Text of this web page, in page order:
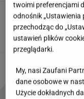
Autorzy:
PROBLEMY POLSKICH
twoimi preferencjami
odnośnik „Ustawienia
przechodząc do
ustawień plików
przeglądarki.
My, nasi Zaufani
dane osobowe w
Użycie dokładnych